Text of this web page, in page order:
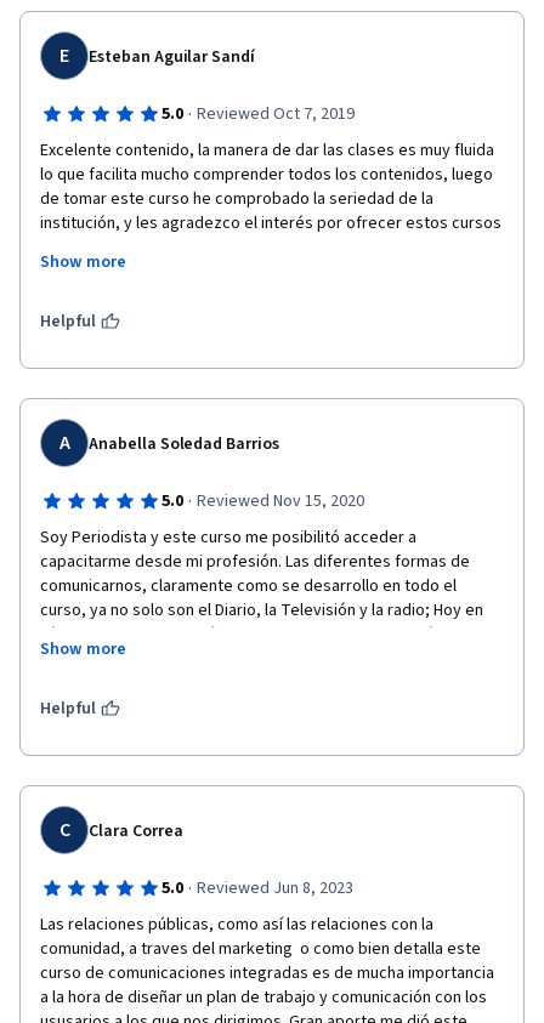
pero me permitió construir un pensamiento crítico y los
invitados fueron muy buenos.
E Esteban Aguilar Sandí
5.0 · Reviewed Oct 7, 2019
Excelente contenido, la manera de dar las clases es muy fluida
lo que facilita mucho comprender todos los contenidos, luego
de tomar este curso he comprobado la seriedad de la
institución, y les agradezco el interés por ofrecer estos cursos
complementado mucho mi profesión (Diseño Gráfico) y me
estratega de campañas. Ahora tengo mucho más intéres en
programa especializado. Gracias.
Show more
Helpful
A Anabella Soledad Barrios
5.0 · Reviewed Nov 15, 2020
Soy Periodista y este curso me posibilitó acceder a
capacitarme desde mi profesión. Las diferentes formas de
comunicarnos, claramente como se desarrollo en todo el
curso, ya no solo son el Diario, la Televisión y la radio; Hoy en
día un periodista también debe capacitarse en otras áreas y
entender que los medios  influyen en gran parte en el Plan de
producto o una empresa, posicionándolos de una forma
Show more
Helpful
C Clara Correa
5.0 · Reviewed Jun 8, 2023
Las relaciones públicas, como así las relaciones con la
comunidad, a traves del marketing  o como bien detalla este
curso de comunicaciones integradas es de mucha importancia
a la hora de diseñar un plan de trabajo y comunicación con los